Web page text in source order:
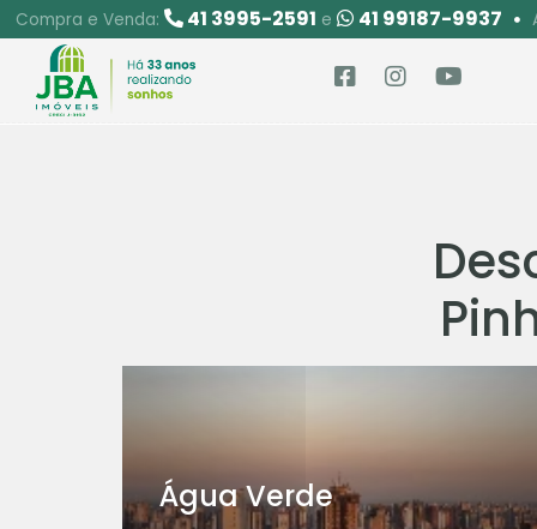
Compra e Venda: 41 3995-2591 e 41 99187-9937
Água Verde